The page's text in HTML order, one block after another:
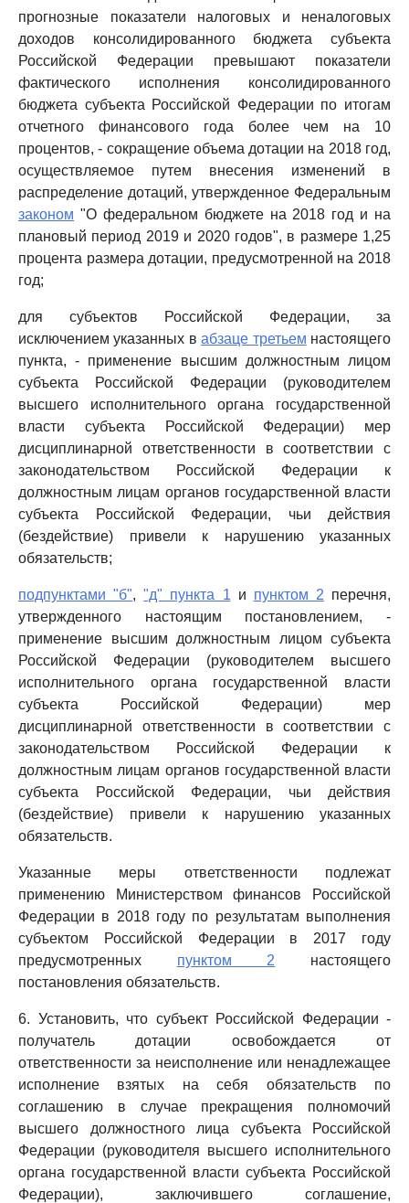
прогнозные показатели налоговых и неналоговых
доходов консолидированного бюджета субъекта
Российской Федерации превышают показатели
фактического исполнения консолидированного
бюджета субъекта Российской Федерации по итогам
отчетного финансового года более чем на 10
процентов, - сокращение объема дотации на 2018 год,
осуществляемое путем внесения изменений в
распределение дотаций, утвержденное Федеральным
законом "О федеральном бюджете на 2018 год и на
плановый период 2019 и 2020 годов", в размере 1,25
процента размера дотации, предусмотренной на 2018
год;
для субъектов Российской Федерации, за
исключением указанных вабзаце третьем настоящего
пункта, - применение высшим должностным лицом
субъекта Российской Федерации (руководителем
высшего исполнительного органа государственной
власти субъекта Российской Федерации) мер
дисциплинарной ответственности в соответствии с
законодательством Российской Федерации к
должностным лицам органов государственной власти
субъекта Российской Федерации, чьи действия
(бездействие) привели к нарушению указанных
обязательств;
подпунктами "б","д" пункта 1 и пунктом 2 перечня,
утвержденного настоящим постановлением, -
применение высшим должностным лицом субъекта
Российской Федерации (руководителем высшего
исполнительного органа государственной власти
субъекта Российской Федерации) мер
дисциплинарной ответственности в соответствии с
законодательством Российской Федерации к
должностным лицам органов государственной власти
субъекта Российской Федерации, чьи действия
(бездействие) привели к нарушению указанных
обязательств.
Указанные меры ответственности подлежат
применению Министерством финансов Российской
Федерации в 2018 году по результатам выполнения
субъектом Российской Федерации в 2017 году
предусмотренных пунктом 2 настоящего
постановления обязательств.
6. Установить, что субъект Российской Федерации -
получатель дотации освобождается от
ответственности за неисполнение или ненадлежащее
исполнение взятых на себя обязательств по
соглашению в случае прекращения полномочий
высшего должностного лица субъекта Российской
Федерации (руководителя высшего исполнительного
органа государственной власти субъекта Российской
Федерации), заключившего соглашение,